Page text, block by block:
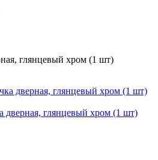
глянцевый хром (1 шт)
дверная, глянцевый хром (1 шт)